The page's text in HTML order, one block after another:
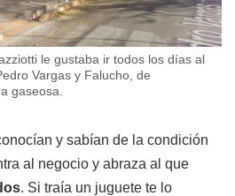
le gustaba ir todos los días al
Vargas y Falucho, de
gaseosa.
y sabían de la condición
al negocio y abraza al que
. Si traía un juguete te lo